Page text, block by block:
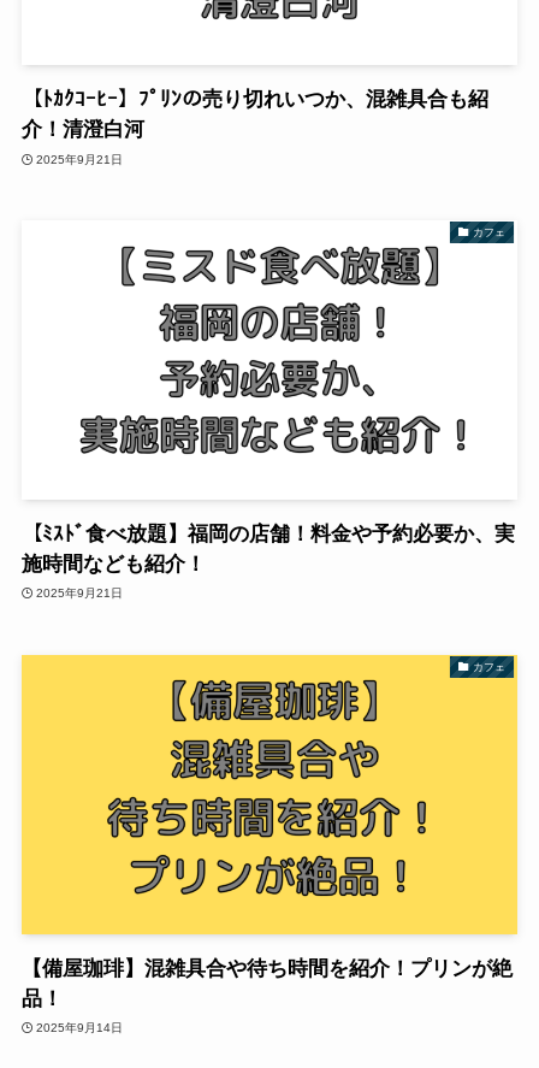
【ﾄｶｸｺｰﾋｰ】ﾌﾟﾘﾝの売り切れいつか、混雑具合も紹
介！清澄白河
2025年9月21日
カフェ
【ﾐｽﾄﾞ食べ放題】福岡の店舗！料金や予約必要か、実
施時間なども紹介！
2025年9月21日
カフェ
【備屋珈琲】混雑具合や待ち時間を紹介！プリンが絶
品！
2025年9月14日